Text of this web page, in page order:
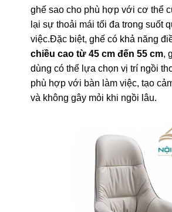
ghế sao cho phù hợp với cơ thể
lại sự thoải mái tối đa trong suốt
việc.Đặc biệt, ghế có khả năng
chiều cao từ 45 cm đến 55 cm,
dùng có thể lựa chọn vị trí ngồi
phù hợp với bàn làm việc, tạo
và không gây mỏi khi ngồi lâu.